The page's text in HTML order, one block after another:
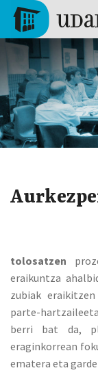
Skip to main content
Tolosa
tolosatzen
eraikuntza
zubiak
parte-
berri bat da,
eraginkorrean
ematera eta